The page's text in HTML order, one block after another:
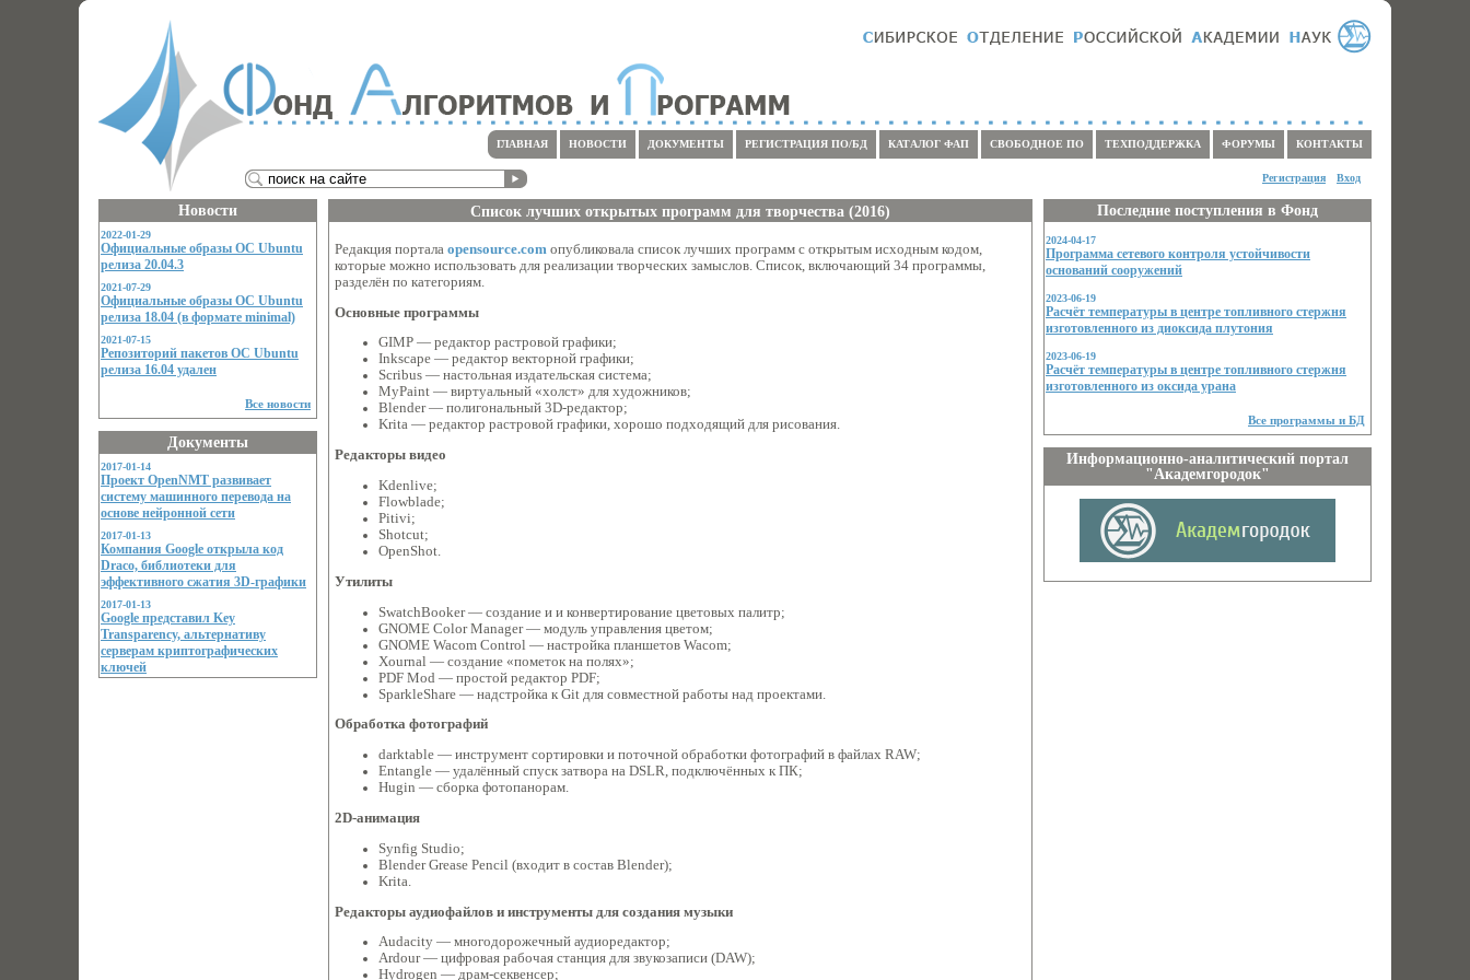
КОНТАКТЫ
ФОРУМЫ
ТЕХПОДДЕРЖКА
СВОБОДНОЕ ПО
КАТАЛОГ ФАП
РЕГИСТРАЦИЯ ПО/БД
ДОКУМЕНТЫ
НОВОСТИ
ГЛАВНАЯ
Вход
Регистрация
Новости
2022-01-29
Официальные образы ОС Ubuntu
релиза 20.04.3
2021-07-29
Официальные образы ОС Ubuntu
релиза 18.04 (в формате minimal)
2021-07-15
Репозиторий пакетов ОС Ubuntu
релиза 16.04 удален
Все новости
Документы
2017-01-14
Проект OpenNMT развивает
систему машинного перевода на
основе нейронной сети
2017-01-13
Компания Google открыла код
Draco, библиотеки для
эффективного сжатия 3D-графики
2017-01-13
Google представил Key
Transparency, альтернативу
серверам криптографических
ключей
Последние поступления в Фонд
2024-04-17
Программа сетевого контроля устойчивости
оснований сооружений
2023-06-19
Расчёт температуры в центре топливного стержня
изготовленного из диоксида плутония
2023-06-19
Расчёт температуры в центре топливного стержня
изготовленного из оксида урана
Все программы и БД
Информационно-аналитический портал
"Академгородок"
Список лучших открытых программ для творчества (2016)
Редакция портала opensource.com опубликовала список лучших программ с открытым исходным кодом,
которые можно использовать для реализации творческих замыслов. Список, включающий 34 программы,
разделён по категориям.
Основные программы
GIMP — редактор растровой графики;
Inkscape — редактор векторной графики;
Scribus — настольная издательская система;
MyPaint — виртуальный «холст» для художников;
Blender — полигональный 3D-редактор;
Krita — редактор растровой графики, хорошо подходящий для рисования.
Редакторы видео
Kdenlive;
Flowblade;
Pitivi;
Shotcut;
OpenShot.
Утилиты
SwatchBooker — создание и и конвертирование цветовых палитр;
GNOME Color Manager — модуль управления цветом;
GNOME Wacom Control — настройка планшетов Wacom;
Xournal — создание «пометок на полях»;
PDF Mod — простой редактор PDF;
SparkleShare — надстройка к Git для совместной работы над проектами.
Обработка фотографий
darktable — инструмент сортировки и поточной обработки фотографий в файлах RAW;
Entangle — удалённый спуск затвора на DSLR, подключённых к ПК;
Hugin — сборка фотопанорам.
2D-анимация
Synfig Studio;
Blender Grease Pencil (входит в состав Blender);
Krita.
Редакторы аудиофайлов и инструменты для создания музыки
Audacity — многодорожечный аудиоредактор;
Ardour — цифровая рабочая станция для звукозаписи (DAW);
Hydrogen — драм-секвенсер;